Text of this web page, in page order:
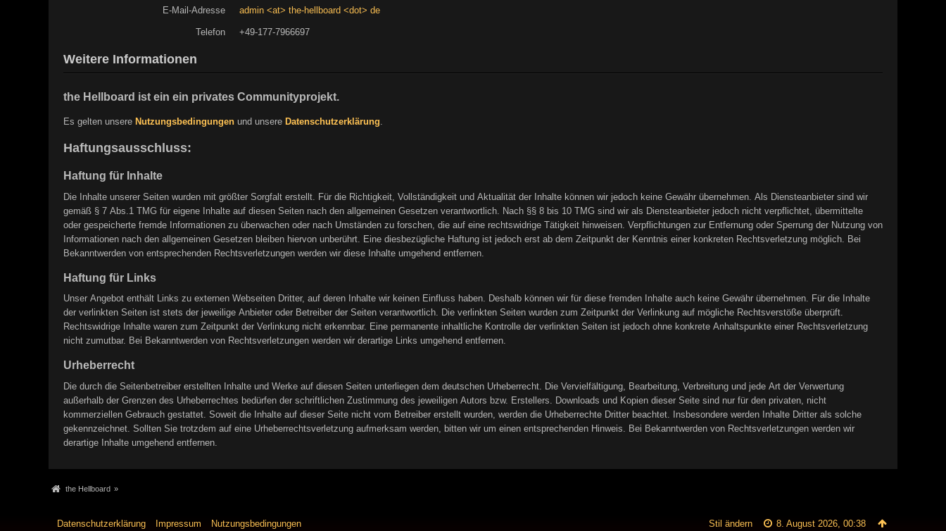
E-Mail-Adresse admin <at> the-hellboard <dot> de
Telefon +49-177-7966697
Weitere Informationen
the Hellboard ist ein ein privates Communityprojekt.
Es gelten unsere Nutzungsbedingungenund unsere Datenschutzerklärung
Haftungsausschluss:
Haftung für Inhalte
Die Inhalte unserer Seiten wurden mit größter Sorgfalt erstellt. Für die Richtigkeit, Vollständigkeit und Aktualität der Inhalte können wir jedoch keine Gewähr übernehmen. Als Diensteanbieter sind wir
gemäß § 7 Abs.1 TMG für eigene Inhalte auf diesen Seiten nach den allgemeinen Gesetzen verantwortlich. Nach §§ 8 bis 10 TMG sind wir als Diensteanbieter jedoch nicht verpflichtet, übermittelte
oder gespeicherte fremde Informationen zu überwachen oder nach Umständen zu forschen, die auf eine rechtswidrige Tätigkeit hinweisen. Verpflichtungen zur Entfernung oder Sperrung der Nutzung von
Informationen nach den allgemeinen Gesetzen bleiben hiervon unberührt. Eine diesbezügliche Haftung ist jedoch erst ab dem Zeitpunkt der Kenntnis einer konkreten Rechtsverletzung möglich. Bei
Bekanntwerden von entsprechenden Rechtsverletzungen werden wir diese Inhalte umgehend entfernen.
Haftung für Links
Unser Angebot enthält Links zu externen Webseiten Dritter, auf deren Inhalte wir keinen Einfluss haben. Deshalb können wir für diese fremden Inhalte auch keine Gewähr übernehmen. Für die Inhalte
der verlinkten Seiten ist stets der jeweilige Anbieter oder Betreiber der Seiten verantwortlich. Die verlinkten Seiten wurden zum Zeitpunkt der Verlinkung auf mögliche Rechtsverstöße überprüft.
Rechtswidrige Inhalte waren zum Zeitpunkt der Verlinkung nicht erkennbar. Eine permanente inhaltliche Kontrolle der verlinkten Seiten ist jedoch ohne konkrete Anhaltspunkte einer Rechtsverletzung
nicht zumutbar. Bei Bekanntwerden von Rechtsverletzungen werden wir derartige Links umgehend entfernen.
Urheberrecht
Die durch die Seitenbetreiber erstellten Inhalte und Werke auf diesen Seiten unterliegen dem deutschen Urheberrecht. Die Vervielfältigung, Bearbeitung, Verbreitung und jede Art der Verwertung
außerhalb der Grenzen des Urheberrechtes bedürfen der schriftlichen Zustimmung des jeweiligen Autors bzw. Erstellers. Downloads und Kopien dieser Seite sind nur für den privaten, nicht
kommerziellen Gebrauch gestattet. Soweit die Inhalte auf dieser Seite nicht vom Betreiber erstellt wurden, werden die Urheberrechte Dritter beachtet. Insbesondere werden Inhalte Dritter als solche
gekennzeichnet. Sollten Sie trotzdem auf eine Urheberrechtsverletzung aufmerksam werden, bitten wir um einen entsprechenden Hinweis. Bei Bekanntwerden von Rechtsverletzungen werden wir
derartige Inhalte umgehend entfernen.
the Hellboard »
Datenschutzerklärung Impressum Nutzungsbedingungen 8. August 2026, 00:38
Stil ändern